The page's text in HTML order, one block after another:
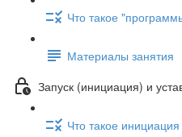
Что такое
Материалы занятия
Запуск (инициация) и
Что такое инициация